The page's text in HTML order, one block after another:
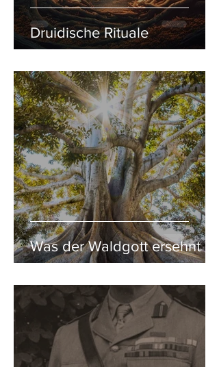
Druidische Rituale
Was der Waldgott ersehnt